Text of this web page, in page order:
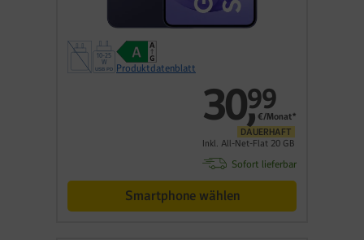
Produktdatenblatt
30,
99
€/Monat*
DAUERHAFT
Inkl. All-Net-Flat 20 GB
Sofort lieferbar
Smartphone wählen